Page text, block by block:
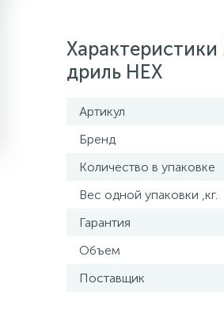
Характеристики
дриль HEX
Артикул
Бренд
Количество в упаковке
Вес одной упаковки ,кг.
Гарантия
Объем
Поставщик